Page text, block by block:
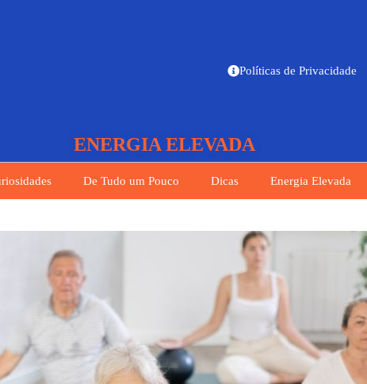
Políticas de Privacidade
ENERGIA ELEVADA
De Tudo um Pouco Dicas Energia Elevada